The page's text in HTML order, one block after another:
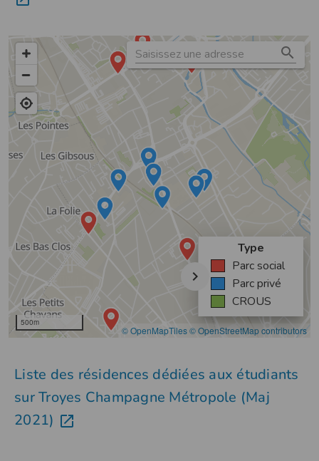
Liste des résidences dédiées aux étudiants
sur Troyes Champagne Métropole (Maj
2021)